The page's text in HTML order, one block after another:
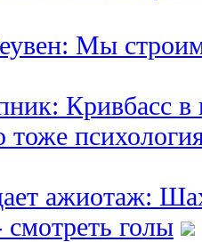
Мы
Кривбасс в
ажиотаж:
голы